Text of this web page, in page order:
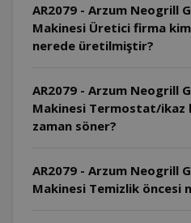
AR2079 - Arzum Neogrill
Makinesi Üretici firma
nerede üretilmiştir?
AR2079 - Arzum Neogrill
Makinesi Termostat/ikaz
zaman söner?
AR2079 - Arzum Neogrill
Makinesi Temizlik öncesi